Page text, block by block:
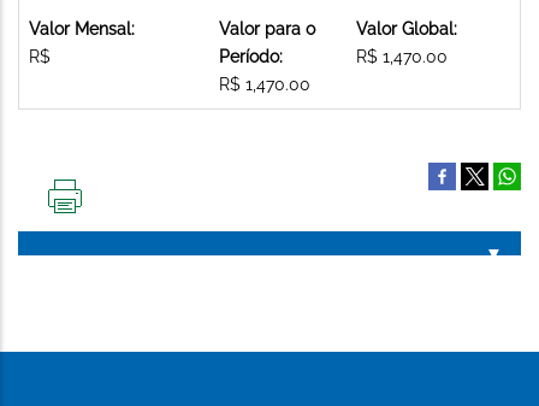
Valor Mensal:
R$
Valor para o
Período:
R$ 1,470.00
Valor Global:
R$ 1,470.00
PÁGINA